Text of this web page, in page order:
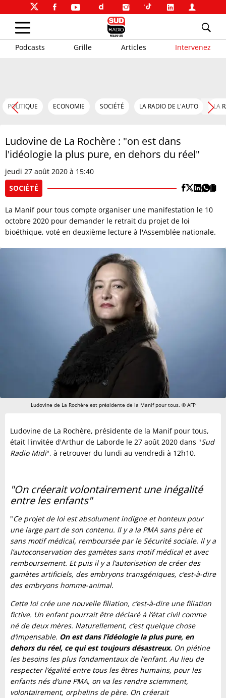
Podcasts Grille Articles Intervenez
POLITIQUE ECONOMIE SOCIÉTÉ LA RADIO DE L'AUTO LA
Ludovine de La Rochère : "on est dans
l'idéologie la plus pure, en dehors du réel"
jeudi 27 août 2020 à 15:40
SOCIÉTÉ
La Manif pour tous compte organiser une manifestation le 10
octobre 2020 pour demander le retrait du projet de loi
bioéthique, voté en deuxième lecture à l'Assemblée nationale.
Ludovine de La Rochère est présidente de la Manif pour tous. © AFP
Ludovine de La Rochère, présidente de la Manif pour tous,
était l'invitée d'Arthur de Laborde le 27 août 2020 dans "Sud
Radio Midi", à retrouver du lundi au vendredi à 12h10.
"On créerait volontairement une inégalité
entre les enfants"
"Ce projet de loi est absolument indigne et honteux pour
une large part de son contenu. Il y a la PMA sans père et
sans motif médical, remboursée par le Sécurité sociale. Il y a
l’autoconservation des gamètes sans motif médical et avec
remboursement. Et puis il y a l’autorisation de créer des
gamètes artificiels, des embryons transgéniques, c’est-à-dire
des embryons homme-animal.
Cette loi crée une nouvelle filiation, c’est-à-dire une filiation
fictive. Un enfant pourrait être déclaré à l’état civil comme
né de deux mères. Naturellement, c’est quelque chose
d‘impensable. On est dans l’idéologie la plus pure, en
dehors du réel, ce qui est toujours désastreux. On piétine
les besoins les plus fondamentaux de l’enfant. Au lieu de
respecter l’égalité entre tous les êtres humains, pour les
enfants nés d’une PMA, on va les rendre sciemment,
volontairement, orphelins de père. On créerait